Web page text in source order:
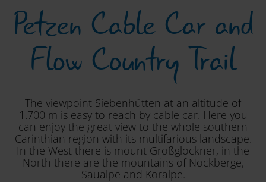
Petzen Cable Car and
Flow Country Trail
The viewpoint Siebenhütten at an altitude of
1.700 m is easy to reach by cable car. Here you
can enjoy the great view to the whole southern
Carinthian region with its multifarious landscape.
In the West there is mount Großglockner, in the
North there are the mountains of Nockberge,
Saualpe and Koralpe.